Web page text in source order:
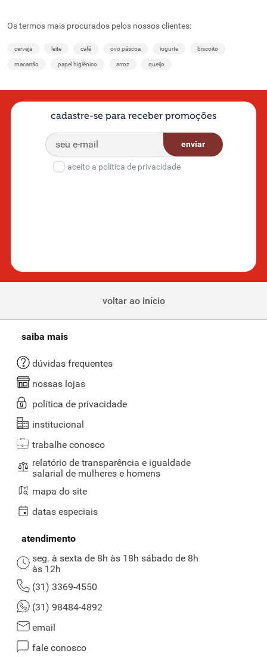
Os termos mais procurados pelos nossos clientes:
cerveja leite café ovo páscoa iogurte biscoito
macarrão papel higiênico arroz queijo
cadastre-se para receber promoções
enviar
aceito a política de privacidade
voltar ao início
saiba mais
dúvidas frequentes
nossas lojas
política de privacidade
institucional
trabalhe conosco
relatório de transparência e igualdade
salarial de mulheres e homens
mapa do site
datas especiais
atendimento
seg. à sexta de 8h às 18h sábado de 8h
às 12h
(31) 3369-4550
(31) 98484-4892
email
fale conosco